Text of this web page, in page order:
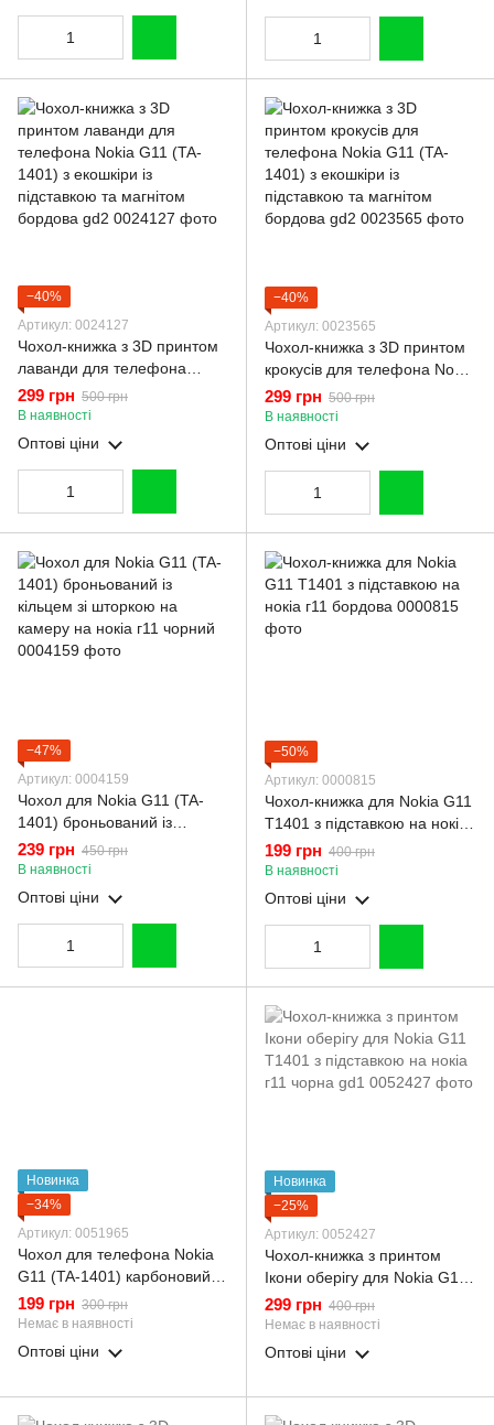
−40%
Артикул: 0024127
Чохол-книжка з 3D принтом
лаванди для телефона
Nokia G11 (TA-1401) з
екошкіри із підставкою та
магнітом бордова gd2
299 грн 500 грн
В наявності
Оптові ціни
−40%
Артикул: 0023565
Чохол-книжка з 3D принтом
крокусів для телефона Nokia
G11 (TA-1401) з екошкіри із
підставкою та магнітом
бордова gd2
299 грн 500 грн
В наявності
Оптові ціни
−47%
Артикул: 0004159
Чохол для Nokia G11 (TA-
1401) броньований із
кільцем зі шторкою на
камеру на нокіа г11 чорний
239 грн 450 грн
В наявності
Оптові ціни
−50%
Артикул: 0000815
Чохол-книжка для Nokia G11
T1401 з підставкою на нокіа
г11 бордова
199 грн 400 грн
В наявності
Оптові ціни
Новинка
−34%
Артикул: 0051965
Чохол для телефона Nokia
G11 (TA-1401) карбоновий
протиударний з високими
бортами чорний
199 грн 300 грн
Немає в наявності
Оптові ціни
Новинка
−25%
Артикул: 0052427
Чохол-книжка з принтом
Ікони оберігу для Nokia G11
T1401 з підставкою на нокіа
г11 чорна gd1
299 грн 400 грн
Немає в наявності
Оптові ціни